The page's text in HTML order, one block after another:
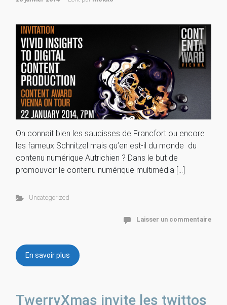
On connait bien les saucisses de Francfort ou encore
les fameux Schnitzel mais qu’en est-il du monde du
contenu numérique Autrichien ? Dans le but de
promouvoir le contenu numérique multimédia […]
Uncategorized
Laisser un commentaire
En savoir plus
TwerryXmas invite les twittos